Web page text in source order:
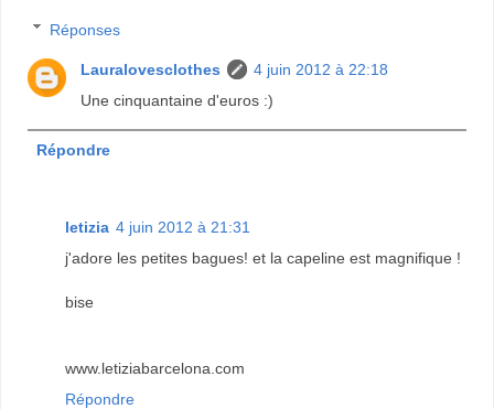
Réponses
Lauralovesclothes
4 juin 2012 à 22:18
Une cinquantaine d'euros :)
Répondre
letizia 4 juin 2012 à 21:31
j'adore les petites bagues! et la capeline est magnifique !
bise
www.letiziabarcelona.com
Répondre